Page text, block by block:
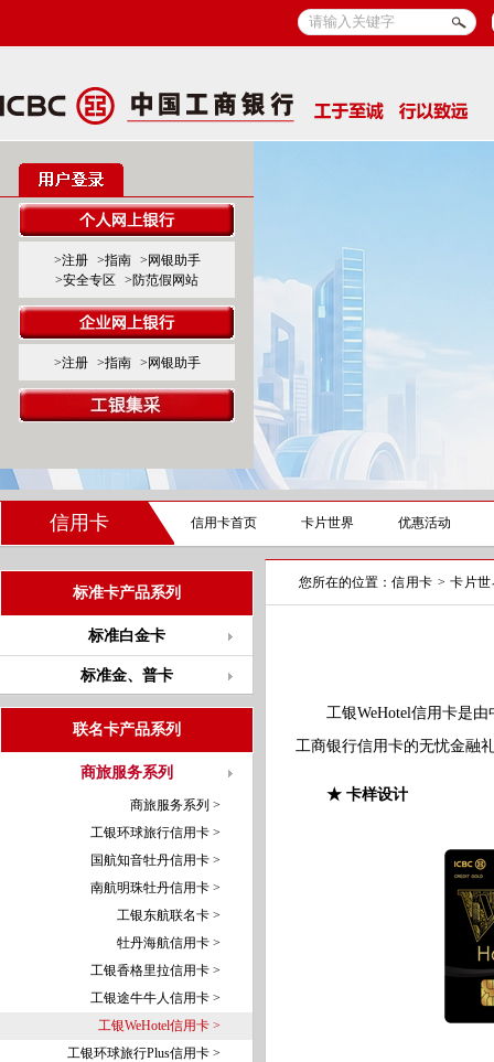
>注册 >指南
>网银助手
>安全专区
>防范假网站
>注册 >指南 >网银助手
信用卡 信用卡首页 卡片世界 优惠活动
标准卡产品系列
标准白金卡
标准金、普卡
联名卡产品系列
商旅服务系列
商旅服务系列 >
工银环球旅行信用卡 >
国航知音牡丹信用卡 >
南航明珠牡丹信用卡 >
工银东航联名卡 >
牡丹海航信用卡 >
工银香格里拉信用卡 >
工银途牛牛人信用卡 >
工银WeHotel信用卡 >
工银环球旅行Plus信用卡 >
您所在的位置： 信用卡 > 卡片
工银WeHotel信用卡是由
工商银行信用卡的无忧金融
★ 卡样设计